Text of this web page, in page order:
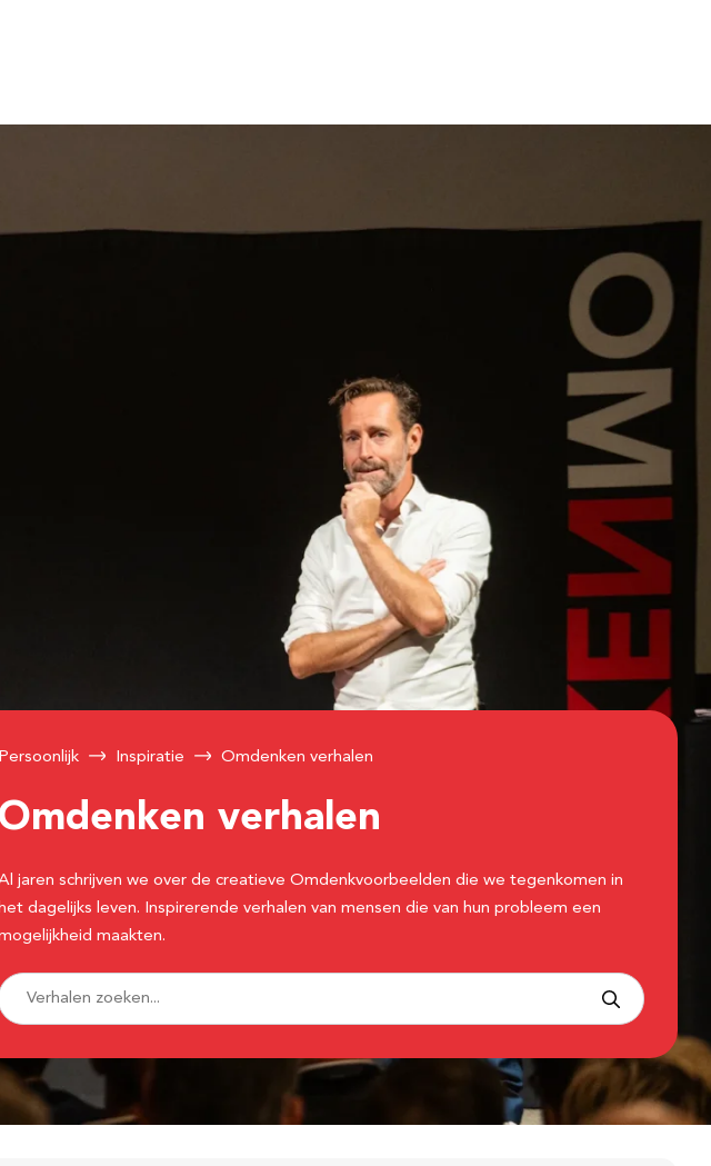
Persoonlijk Inspiratie Omdenken verhalen
Omdenken verhalen
jaren schrijven we over de creatieve Omdenkvoorbeelden die we tegenkomen in
dagelijks leven. Inspirerende verhalen van mensen die van hun probleem een
maakten.